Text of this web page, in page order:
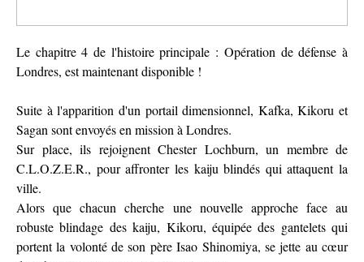
Le chapitre 4 de l'histoire principale : Opération de défense à
Londres, est maintenant disponible !
Suite à l'apparition d'un portail dimensionnel, Kafka, Kikoru et
Sagan sont envoyés en mission à Londres.
Sur place, ils rejoignent Chester Lochburn, un membre de
C.L.O.Z.E.R., pour affronter les kaiju blindés qui attaquent la
ville.
Alors que chacun cherche une nouvelle approche face au
robuste blindage des kaiju, Kikoru, équipée des gantelets qui
portent la volonté de son père Isao Shinomiya, se jette au cœur